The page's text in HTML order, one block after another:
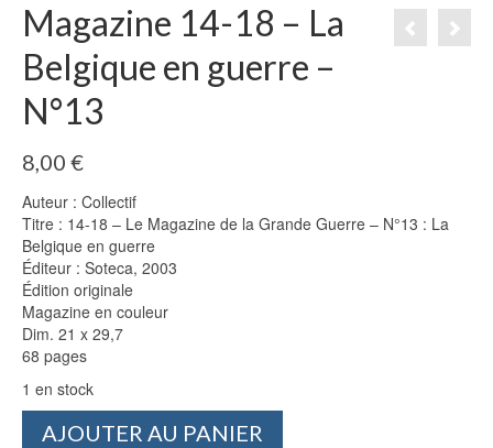
Magazine 14-18 – La
Belgique en guerre –
N°13
8,00 €
Auteur : Collectif
Titre : 14-18 – Le Magazine de la Grande Guerre – N°13 : La
Belgique en guerre
Éditeur : Soteca, 2003
Édition originale
Magazine en couleur
Dim. 21 x 29,7
68 pages
1 en stock
quantité
AJOUTER AU PANIER